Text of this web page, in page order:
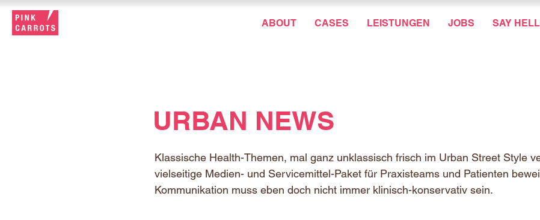
ABOUT CASES LEISTUNGEN JOBS SAY
URBAN NEWS
Klassische Health-Themen, mal ganz unklassisch frisch im Urban Street Style
vielseitige Medien- und Servicemittel-Paket für Praxisteams und Patienten
Kommunikation muss eben doch nicht immer klinisch-konservativ sein.